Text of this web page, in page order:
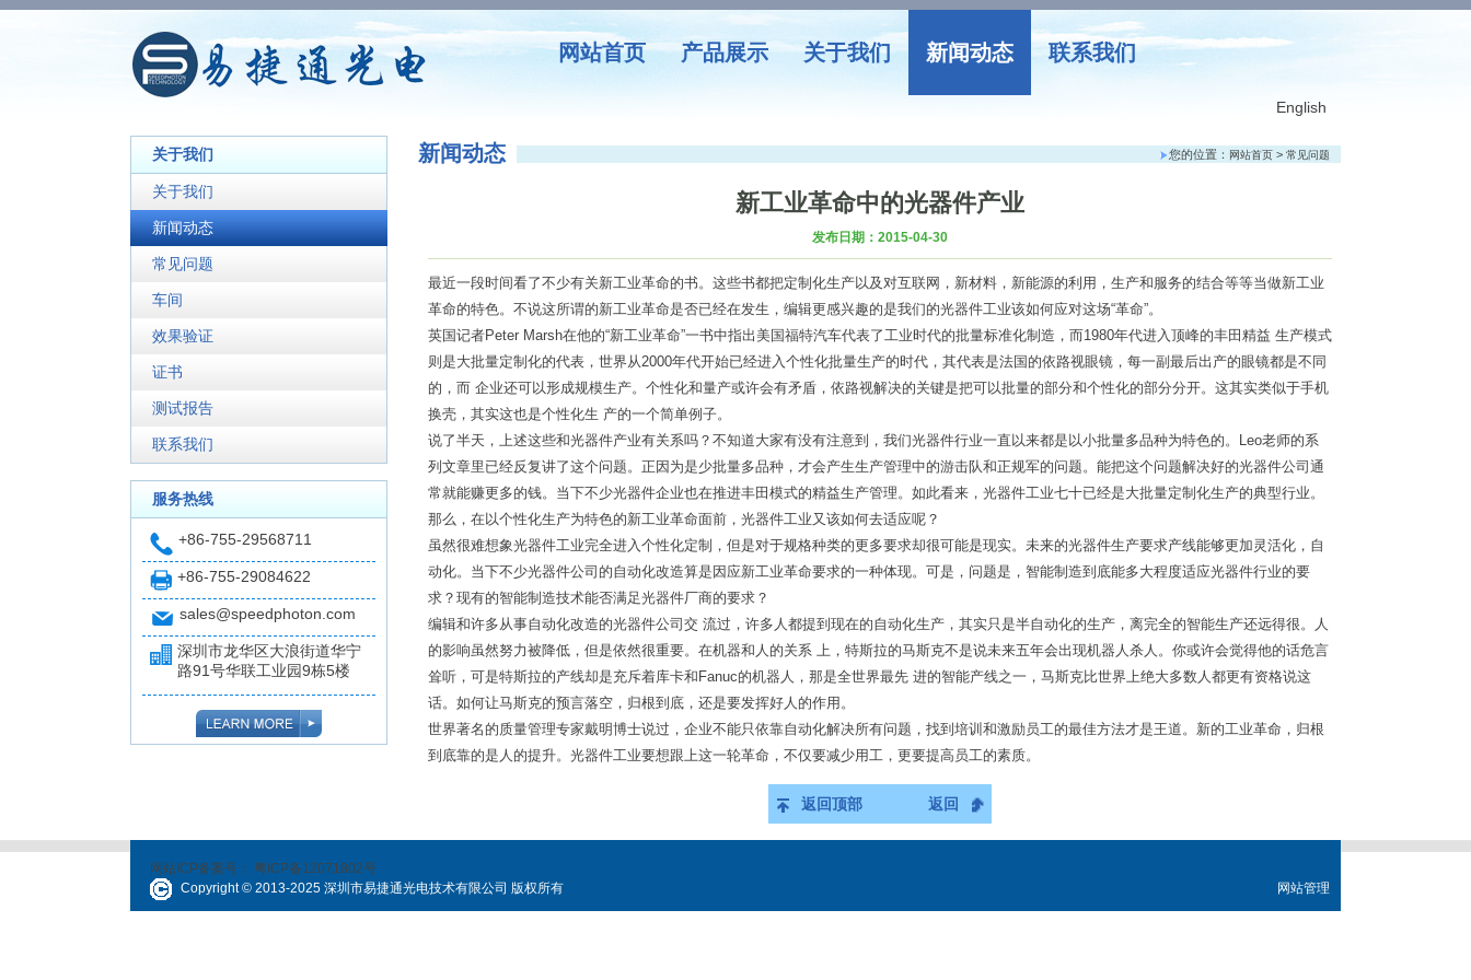
网站首页 产品展示 关于我们 新闻动态 联系我们
English
关于我们
关于我们
新闻动态
常见问题
车间
效果验证
证书
测试报告
联系我们
服务热线
+86-755-29568711
+86-755-29084622
sales@speedphoton.com
深圳市龙华区大浪街道华宁
路91号华联工业园9栋5楼
您的位置： 网站首页 > 常见问题
新闻动态
新工业革命中的光器件产业
发布日期：2015-04-30
最近一段时间看了不少有关新工业革命的书。这些书都把定制化生产以及对互联网，新材料，新能源的利用，生产和服务的结合等等当做新工业
革命的特色。不说这所谓的新工业革命是否已经在发生，编辑更感兴趣的是我们的光器件工业该如何应对这场“革命”。
英国记者Peter Marsh在他的“新工业革命”一书中指出美国福特汽车代表了工业时代的批量标准化制造，而1980年代进入顶峰的丰田精益 生产模式
则是大批量定制化的代表，世界从2000年代开始已经进入个性化批量生产的时代，其代表是法国的依路视眼镜，每一副最后出产的眼镜都是不同
的，而 企业还可以形成规模生产。个性化和量产或许会有矛盾，依路视解决的关键是把可以批量的部分和个性化的部分分开。这其实类似于手机
换壳，其实这也是个性化生 产的一个简单例子。
说了半天，上述这些和光器件产业有关系吗？不知道大家有没有注意到，我们光器件行业一直以来都是以小批量多品种为特色的。Leo老师的系
列文章里已经反复讲了这个问题。正因为是少批量多品种，才会产生生产管理中的游击队和正规军的问题。能把这个问题解决好的光器件公司 通
常就能赚更多的钱。当下不少光器件企业也在推进丰田模式的精益生产管理。如此看来，光器件工业七十已经是大批量定制化生产的典型行业。
那么，在以个性化生产为特色的新工业革命面前，光器件工业又该如何去适应呢？
虽然很难想象光器件工业完全进入个性化定制，但是对于规格种类的更多要求却很可能是现实。未来的光器件生产要求产线能够更加灵活化，自
动化。当下不少光器件公司 的自动化改造算是因应新工业革命要求的一种体现。可是， 问题是，智能制造到底能多大程度适应光器件行业的要
求？现有的智能制造技术能否满足光器件厂商的要求？
编辑和许多从事自动化改造的光器件公司 交 流过，许多人都提到现在的自动化生产，其实只是半自动化的生产，离完全的智能生产还远得很。人
的影响虽然努力被降低，但是依然很重要。在机器和人的关系 上，特斯拉的马斯克不是说未来五年会出现机器人杀人。你或许会觉得他的话危言
耸听，可是特斯拉的产线却是充斥着库卡和Fanuc的机器人，那是全世界最先 进的智能产线之一，马斯克比世界上绝大多数人都更有资格说这
话。如何让马斯克的预言落空，归根到底，还是要发挥好人的作用。
世界著名的质量管理专家戴明博士说过，企业不能只依靠自动化解决所有问题 ，找到培训和激励员工的最佳方法才是王道。新的工业革命，归根
到底靠的是人的提升。光器件工业要想跟上这一轮革命，不仅要减少用工，更要提高员工的素质。
返回顶部 返回
网站ICP备案号： 粤ICP备12071802号
Copyright © 2013-2025 深圳市易捷通光电技术有限公司 版权所有
网站管理